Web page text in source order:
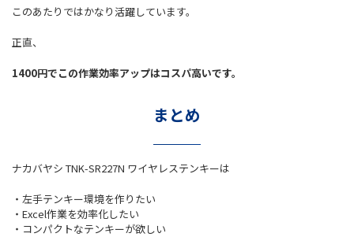
このあたりではかなり活躍しています。
正直、
1400円でこの作業効率アップはコスパ高いです。
まとめ
ナカバヤシ TNK-SR227N ワイヤレステンキーは
・左手テンキー環境を作りたい
・Excel作業を効率化したい
・コンパクトなテンキーが欲しい